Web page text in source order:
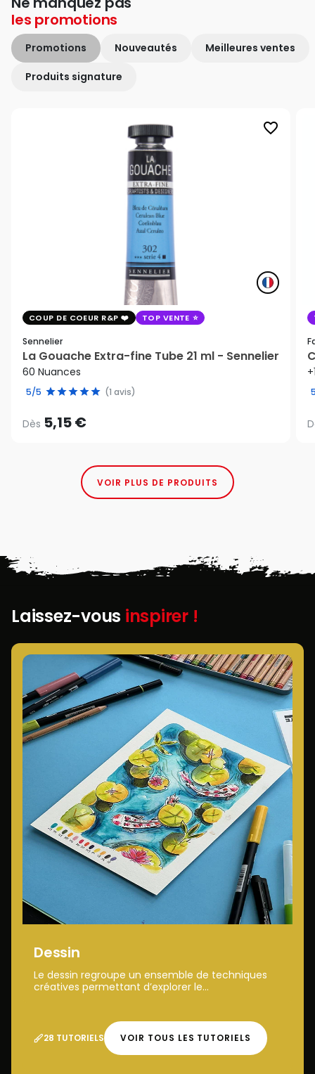
les promotions
Promotions Nouveautés Meilleures ventes
Produits signature
favorite_border
COUP DE COEUR R&P TOP VENTE
Sennelier
La Gouache Extra-fine Tube 21 ml - Sennelier
60 Nuances
5/5 (1 avis)
Dès 5,15 €
VOIR PLUS DE PRODUITS
Laissez-vous inspirer !
Dessin
Le dessin regroupe un ensemble de techniques
créatives permettant d’explorer le...
28 TUTORIELS VOIR TOUS LES TUTORIELS